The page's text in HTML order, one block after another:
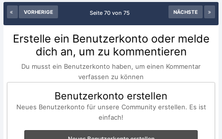
VORHERIGE NÄCHSTE
Seite 70 von 75
Erstelle ein Benutzerkonto oder melde
dich an, um zu kommentieren
Du musst ein Benutzerkonto haben, um einen Kommentar
verfassen zu können
Benutzerkonto erstellen
Neues Benutzerkonto für unsere Community erstellen. Es ist
einfach!